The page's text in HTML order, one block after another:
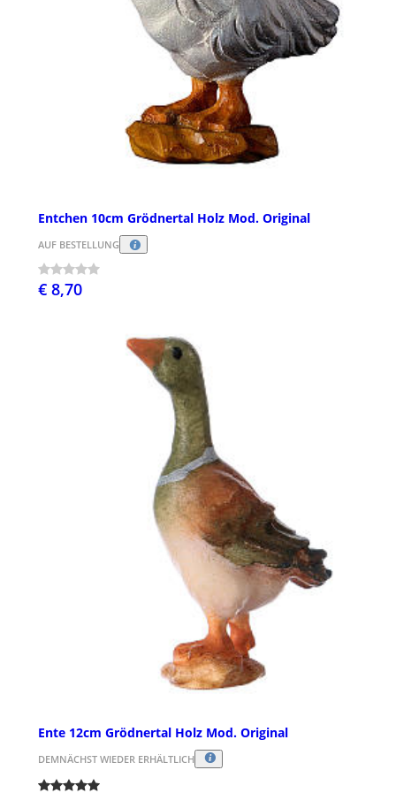
Entchen 10cm Grödnertal Holz Mod. Original
AUF BESTELLUNG
€ 8,70
Ente 12cm Grödnertal Holz Mod. Original
DEMNÄCHST WIEDER ERHÄLTLICH